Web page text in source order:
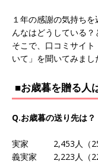
１年の感謝の気持ち
んなはどうしている？
そこで、口コミサイ
いて」を聞いてみまし
■お歳暮を贈る
Q.お歳暮の送り先は？
実家 2,453人（
義実家 2,223人（